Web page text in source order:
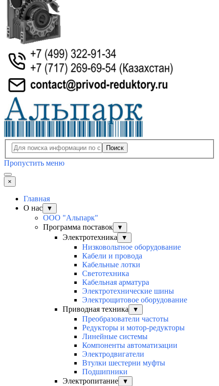
Поиск
Пропустить меню
×
Главная
О нас
▼
ООО "Альпарк"
Программа поставок
▼
Электротехника ▼
Низковольтное оборудование
Кабели и провода
Кабельные лотки
Светотехника
Кабельная арматура
Электротехнические шины
Электрощитовое оборудование
Приводная техника
▼
Преобразователи частоты
Редукторы и мотор-редукторы
Линейные системы
Компоненты автоматизации
Электродвигатели
Втулки шестерни муфты
Подшипники
Электропитание
▼